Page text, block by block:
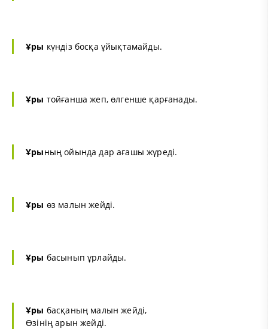
Ұры күндіз босқа ұйықтамайды.
Ұры тойғанша жеп, өлгенше қарғанады.
Ұрының ойында дар ағашы жүреді.
Ұры өз малын жейді.
Ұры басынып ұрлайды.
Ұры басқаның малын жейді,
Өзінің арын жейді.